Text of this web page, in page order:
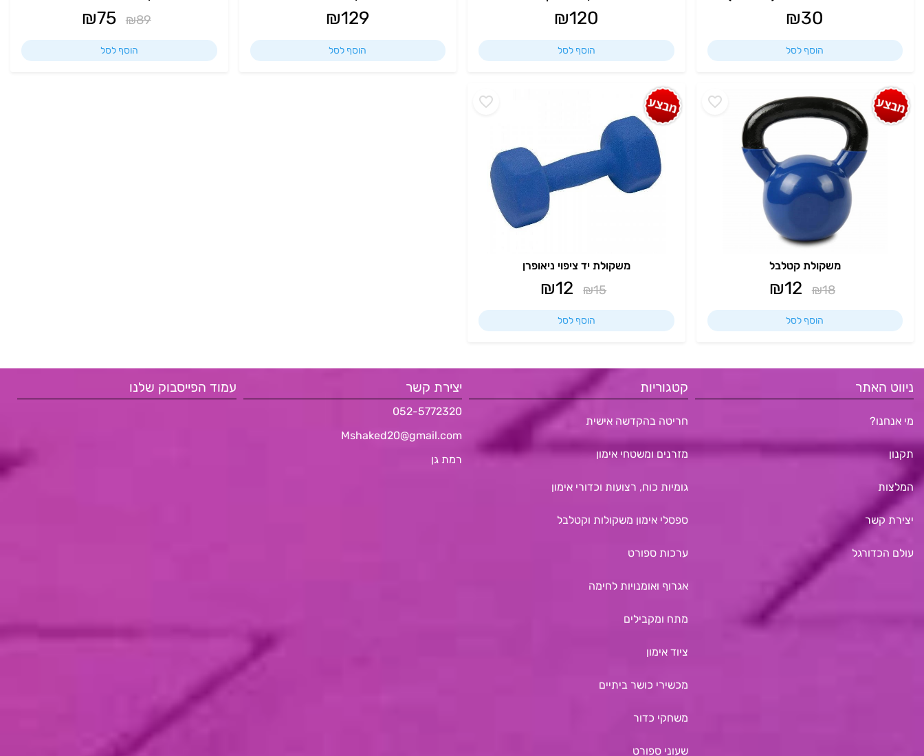
₪30
הוסף לסל
₪120
הוסף לסל
₪129
הוסף לסל
₪89
₪75
הוסף לסל
משקולת קטלבל
₪18
₪12
הוסף לסל
משקולת יד ציפוי ניאופרן
₪15
₪12
הוסף לסל
ניווט האתר
מי אנחנו?
תקנון
המלצות
יצירת קשר
עולם הכדורגל
קטגוריות
חריטה בהקדשה אישית
מזרנים ומשטחי אימון
גומיות כוח, רצועות וכדורי אימון
ספסלי אימון משקולות וקטלבל
ערכות ספורט
אגרוף ואומנויות לחימה
מתח ומקבילים
ציוד אימון
מכשירי כושר ביתיים
משחקי כדור
שעוני ספורט
יצירת קשר
052-5772320
Mshaked20@gmail.com
רמת גן
עמוד הפייסבוק שלנו